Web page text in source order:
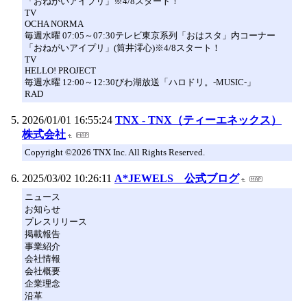
TV
OCHA NORMA
毎週水曜 07:05～07:30テレビ東京系列「おはスタ」内コーナー
「おねがいアイプリ」(筒井澪心)※4/8スタート！
TV
HELLO! PROJECT
毎週水曜 12:00～12:30びわ湖放送「ハロドリ。-MUSIC-」
RAD
2026/01/01 16:55:24 TNX - TNX（ティーエネックス）
株式会社
Copyright ©2026 TNX Inc. All Rights Reserved.
2025/03/02 10:26:11 A*JEWELS 公式ブログ
ニュース
お知らせ
プレスリリース
掲載報告
事業紹介
会社情報
会社概要
企業理念
沿革